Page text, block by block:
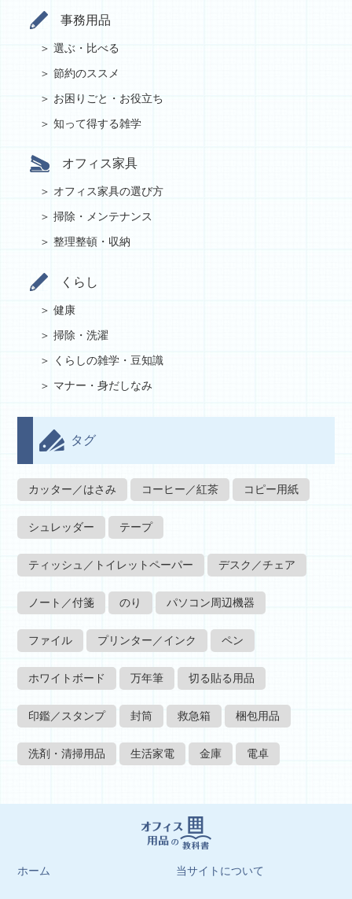
事務用品
選ぶ・比べる
節約のススメ
お困りごと・お役立ち
知って得する雑学
オフィス家具
オフィス家具の選び方
掃除・メンテナンス
整理整頓・収納
くらし
健康
掃除・洗濯
くらしの雑学・豆知識
マナー・身だしなみ
タグ
カッター／はさみ コーヒー／紅茶 コピー用紙
シュレッダー テープ
ティッシュ／トイレットペーパー デスク／チェア
ノート／付箋 のり パソコン周辺機器
ファイル プリンター／インク ペン
ホワイトボード 万年筆 切る貼る用品
印鑑／スタンプ 封筒 救急箱 梱包用品
洗剤・清掃用品 生活家電 金庫 電卓
ホーム 当サイトについて